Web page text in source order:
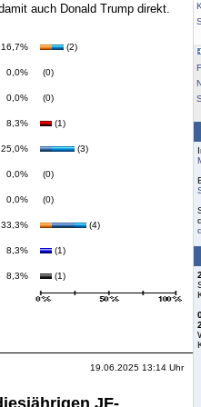
auch Donald Trump direkt.
16,7% (2)
0,0% (0)
0,0% (0)
8,3% (1)
25,0% (3)
0,0% (0)
0,0% (0)
33,3% (4)
8,3% (1)
8,3% (1)
19.06.2025 13:14 Uhr
JF-